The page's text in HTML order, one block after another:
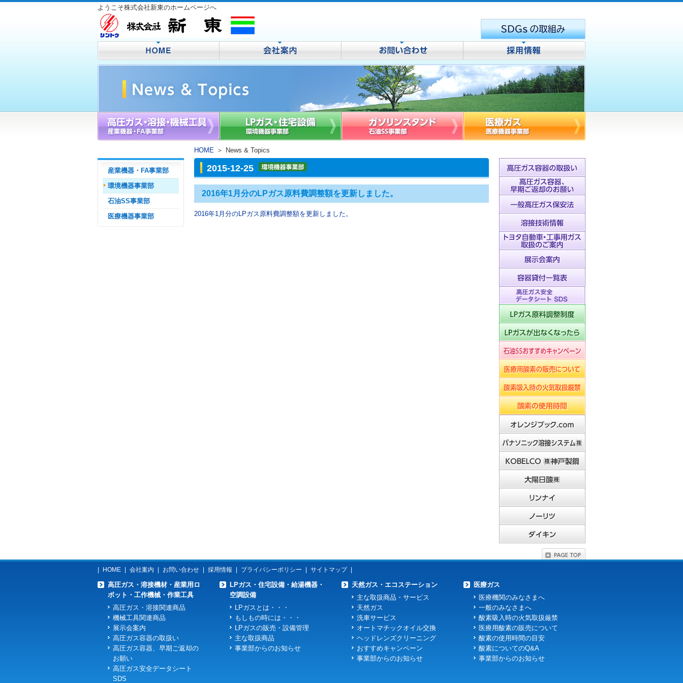
ようこそ株式会社新東のホームページへ
HOME ＞ News & Topics
産業機器・FA事業部
環境機器事業部
石油SS事業部
医療機器事業部
2015-12-25
2016年1月分のLPガス原料費調整額を更新しました。
2016年1月分のLPガス原料費調整額を更新しました。
HOME 会社案内 お問い合わせ 採用情報 プライバシーポリシー サイトマップ
高圧ガス・溶接機材・産業用ロ
ボット・工作機械・作業工具
高圧ガス・溶接関連商品
機械工具関連商品
展示会案内
高圧ガス容器の取扱い
高圧ガス容器、早期ご返却の
お願い
高圧ガス安全データシート
SDS
LPガス・住宅設備・給湯機器・
空調設備
LPガスとは・・・
もしもの時には・・・
LPガスの販売・設備管理
主な取扱商品
事業部からのお知らせ
天然ガス・エコステーション
主な取扱商品・サービス
天然ガス
洗車サービス
オートマチックオイル交換
ヘッドレンズクリーニング
おすすめキャンペーン
事業部からのお知らせ
医療ガス
医療機関のみなさまへ
一般のみなさまへ
酸素吸入時の火気取扱厳禁
医療用酸素の販売について
酸素の使用時間の目安
酸素についてのQ&A
事業部からのお知らせ